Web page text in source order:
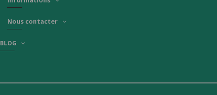
Nous contacter
BLOG